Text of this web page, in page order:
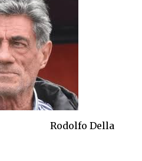
Della